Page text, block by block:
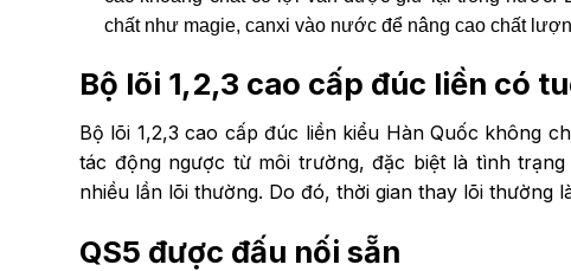
chất như magie, canxi vào nước để nâng cao chất
Bộ lõi 1,2,3 cao cấp đúc liền có
Bộ lõi 1,2,3 cao cấp đúc liền kiểu Hàn Quốc không
tác động ngược từ môi trường, đặc biệt là tình
nhiều lần lõi thường. Do đó, thời gian thay lõi thường
QS5 được đấu nối sẵn